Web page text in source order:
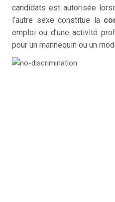
candidats est autorisée
l’autre sexe constitue la
emploi ou d’une activité
pour un mannequin ou un